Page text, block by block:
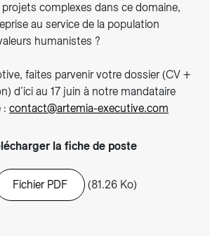
complexes dans ce domaine,
au service de la population
humanistes ?
faites parvenir votre dossier (CV +
d’ici au 17 juin à notre mandataire
: contact@artemia-executive.com
la fiche de poste
Fichier PDF (81.26 Ko)